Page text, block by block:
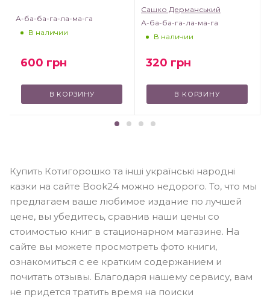
А-ба-ба-га-ла-ма-га
В наличии
600 грн
В КОРЗИНУ
Сашко Дерманський
А-ба-ба-га-ла-ма-га
В наличии
320 грн
В КОРЗИНУ
Купить Котигорошко та інші українські народні
казки на сайте Book24 можно недорого. То, что мы
предлагаем ваше любимое издание по лучшей
цене, вы убедитесь, сравнив наши цены со
стоимостью книг в стационарном магазине. На
сайте вы можете просмотреть фото книги,
ознакомиться с ее кратким содержанием и
почитать отзывы. Благодаря нашему сервису, вам
не придется тратить время на поиски